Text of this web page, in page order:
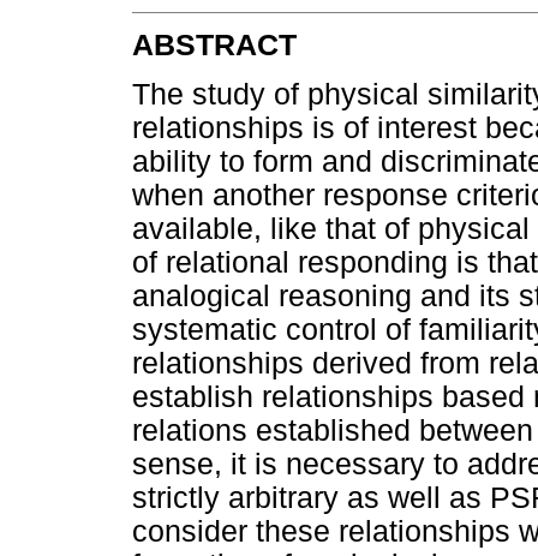
ABSTRACT
The study of physical
relationships is of interest
ability to form and
when another response
available, like that of
of relational responding is
analogical reasoning and its
systematic control of
relationships derived from
establish relationships
relations established
sense, it is necessary to
strictly arbitrary as well as
consider these relationships